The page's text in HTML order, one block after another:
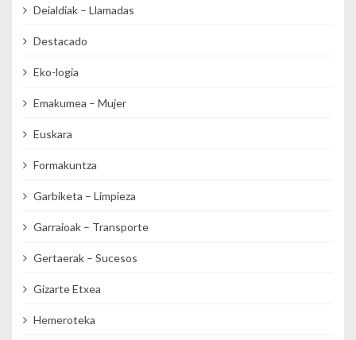
Deialdiak – Llamadas
Destacado
Eko-logia
Emakumea – Mujer
Euskara
Formakuntza
Garbiketa – Limpieza
Garraioak – Transporte
Gertaerak – Sucesos
Gizarte Etxea
Hemeroteka